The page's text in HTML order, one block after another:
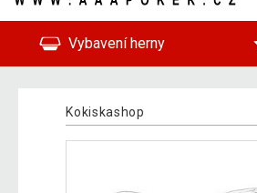
Vybavení herny
Kokiskashop